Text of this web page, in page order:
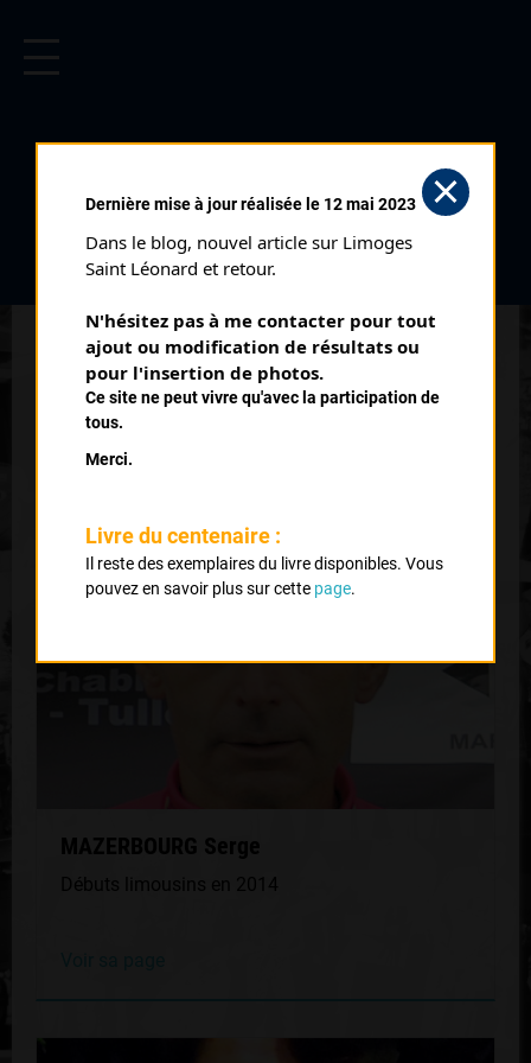
PALMARÈS
2014 , Albi
7 Cyclo Cross de Nieul Juniors
QUELQUES COUREURS DE LA
MÊME GÉNÉRATION
MAZERBOURG Serge
Débuts limousins en 2014
Dernière mise à jour réalisée le 12 mai 2023
Dans le blog, nouvel article sur Limoges
Saint Léonard et retour.
N'hésitez pas à me contacter pour tout
ajout ou modification de résultats ou
pour l'insertion de photos.
Ce site ne peut vivre qu'avec la participation de
tous.
Merci.
Livre du centenaire :
Il reste des exemplaires du livre disponibles. Vous
pouvez en savoir plus sur cette page.